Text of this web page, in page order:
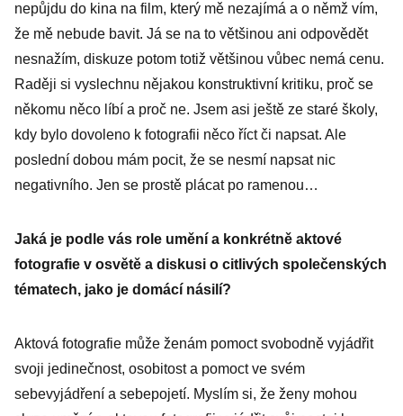
nepůjdu do kina na film, který mě nezajímá a o němž vím,
že mě nebude bavit. Já se na to většinou ani odpovědět
nesnažím, diskuze potom totiž většinou vůbec nemá cenu.
Raději si vyslechnu nějakou konstruktivní kritiku, proč se
někomu něco líbí a proč ne. Jsem asi ještě ze staré školy,
kdy bylo dovoleno k fotografii něco říct či napsat. Ale
poslední dobou mám pocit, že se nesmí napsat nic
negativního. Jen se prostě plácat po ramenou…
Jaká je podle vás role umění a konkrétně aktové
fotografie v osvětě a diskusi o citlivých společenských
tématech, jako je domácí násilí?
Aktová fotografie může ženám pomoct svobodně vyjádřit
svoji jedinečnost, osobitost a pomoct ve svém
sebevyjádření a sebepojetí. Myslím si, že ženy mohou